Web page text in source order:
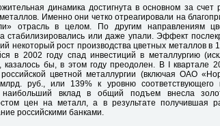
динамика достигнута в основном за счет
Именно они четко отреагировали на
отрасль в целом. По другим направлениям
стабилизировались или даже упали. Эффект
некоторый рост производства цветных металлов в
в 2002 году спад инвестиций в металлургию
казалось бы, в этом году преодолен. В I квартале
цветной металлургии (включая ОАО
руб., или 139% к уровню соответствующего
наибольший вклад в общий подъем внесла
цен на металл, а в результате получившая
российскими банками.